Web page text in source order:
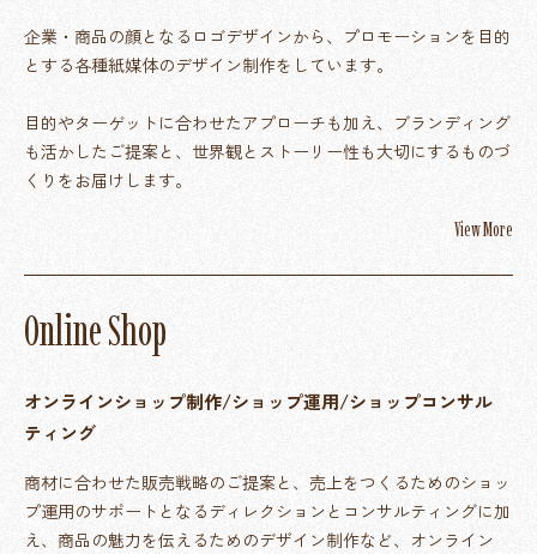
企業・商品の顔となるロゴデザインから、プロモーションを目的
とする各種紙媒体のデザイン制作をしています。
目的やターゲットに合わせたアプローチも加え、ブランディング
も活かしたご提案と、世界観とストーリー性も大切にするものづ
くりをお届けします。
View More
OnlineShop
オンラインショップ制作/ショップ運用/ショップコンサル
ティング
商材に合わせた販売戦略のご提案と、売上をつくるためのショッ
プ運用のサポートとなるディレクションとコンサルティングに加
え、商品の魅力を伝えるためのデザイン制作など、オンライン